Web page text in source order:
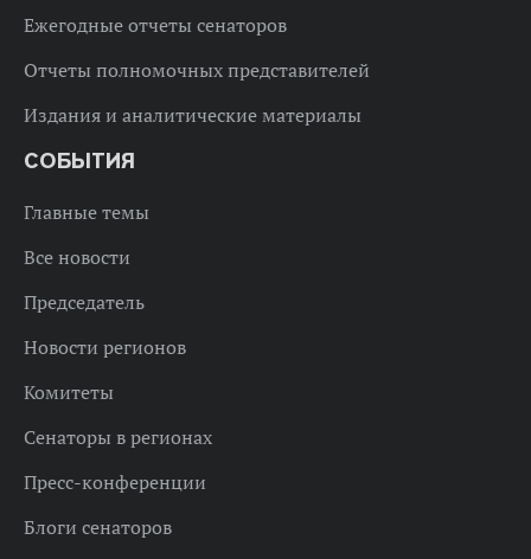
Ежегодные отчеты сенаторов
Отчеты полномочных представителей
Издания и аналитические материалы
СОБЫТИЯ
Главные темы
Все новости
Председатель
Новости регионов
Комитеты
Сенаторы в регионах
Пресс-конференции
Блоги сенаторов